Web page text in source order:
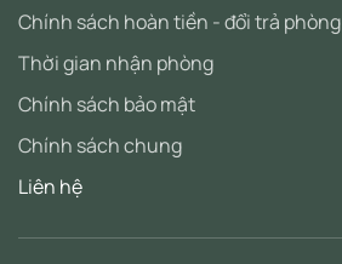
Chính sách hoàn tiền - đổi trả phòng
Thời gian nhận phòng
Chính sách bảo mật
Chính sách chung
Liên hệ